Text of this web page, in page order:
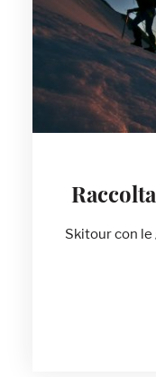
Skitour con le